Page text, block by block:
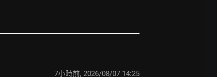
7小時前, 2026/08/07 14:25